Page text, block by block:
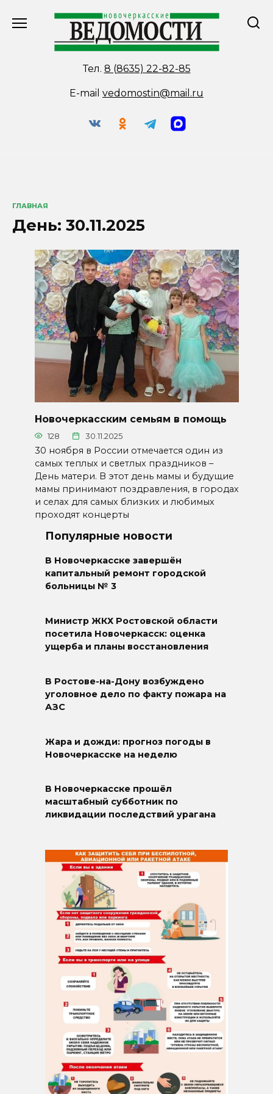
Тел. 8 (8635) 22-82-85
E-mail vedomostin@mail.ru
ГЛАВНАЯ
День: 30.11.2025
Новочеркасским семьям в помощь
128 30.11.2025
30 ноября в России отмечается один из
самых теплых и светлых праздников –
День матери. В этот день мамы и будущие
мамы принимают поздравления, в городах
и селах для самых близких и любимых
проходят концерты
Популярные новости
В Новочеркасске завершён
капитальный ремонт городской
больницы № 3
Министр ЖКХ Ростовской области
посетила Новочеркасск: оценка
ущерба и планы восстановления
В Ростове-на-Дону возбуждено
уголовное дело по факту пожара на
АЗС
Жара и дожди: прогноз погоды в
Новочеркасске на неделю
В Новочеркасске прошёл
масштабный субботник по
ликвидации последствий урагана